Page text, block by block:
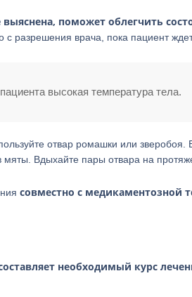
поможет облегчить
разрешения врача, пока пациент ждет
высокая температура тела.
отвар ромашки или
мяты. Вдыхайте пары отвара на
совместно с медикаментозной
необходимый курс